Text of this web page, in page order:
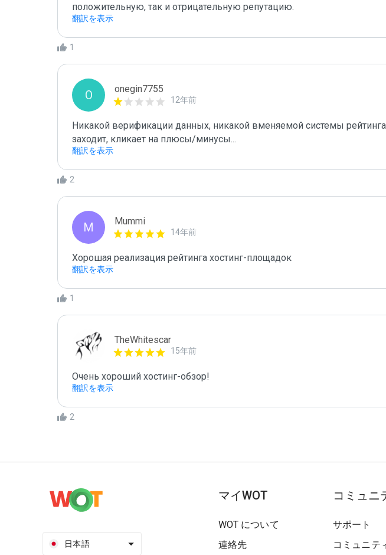
положительную, так и отрицательную репутацию.
翻訳を表示
1
O onegin7755
12年前
Никакой верификации данных, никакой вменяемой системы
заходит, кликает на плюсы/минусы...
翻訳を表示
2
M Mummi
14年前
Хорошая реализация рейтинга хостинг-площадок
翻訳を表示
1
TheWhitescar
15年前
Очень хороший хостинг-обзор!
翻訳を表示
2
日本語
マイWOT
WOT について
連絡先
コミュニ
サポート
コミュニテ